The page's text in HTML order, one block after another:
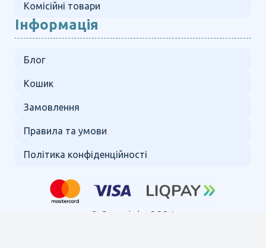
Комісійні товари
Інформація
Блог
Кошик
Замовлення
Правила та умови
Політика конфіденційності
© Copyright 2024.